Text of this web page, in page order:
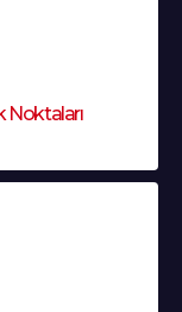
Noktaları